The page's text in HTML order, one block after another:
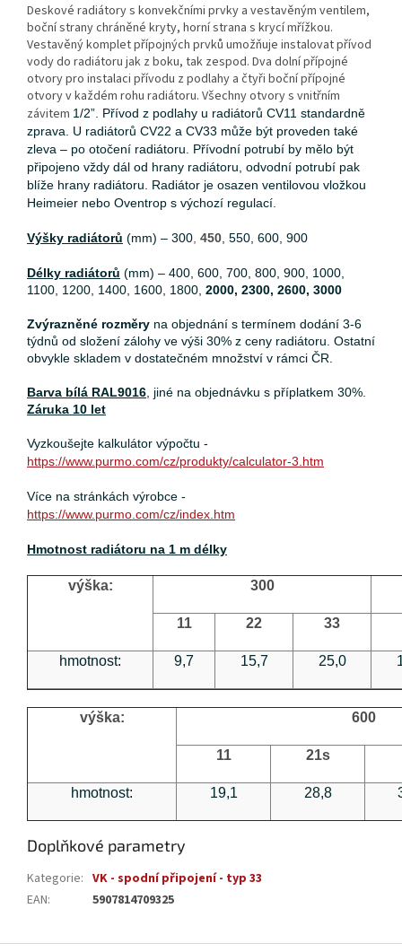
Deskové radiátory s konvekčními prvky a vestavěným ventilem,
boční strany chráněné kryty, horní strana s krycí mřížkou.
Vestavěný komplet přípojných prvků umožňuje instalovat přívod
vody do radiátoru jak z boku, tak zespod. Dva dolní přípojné
otvory pro instalaci přívodu z podlahy a čtyři boční přípojné
otvory v každém rohu radiátoru. Všechny otvory s vnitřním
závitem 1/2”. Přívod z podlahy u radiátorů CV11 standardně
zprava. U radiátorů CV22 a CV33 může být proveden také
zleva – po otočení radiátoru. Přívodní potrubí by mělo být
připojeno vždy dál od hrany radiátoru, odvodní potrubí pak
blíže hrany radiátoru. Radiátor je osazen ventilovou vložkou
Heimeier nebo Oventrop s výchozí regulací.
Výšky radiátorů (mm) – 300 450 , 550, 600, 900
Délky radiátorů (mm) – 400, 600, 700, 800, 900, 1000,
1100, 1200, 1400, 1600, 1800, 2000, 2300, 2600, 3000
Zvýrazněné rozměry na objednání s termínem dodání 3-6
týdnů od složení zálohy ve výši 30% z ceny radiátoru. Ostatní
obvykle skladem v dostatečném množství v rámci ČR.
Barva bílá RAL9016 , jiné na objednávku s příplatkem 30%.
Záruka 10 let
Vyzkoušejte kalkulátor výpočtu -
https://www.purmo.com/cz/produkty/calculator-3.htm
Více na stránkách výrobce -
https://www.purmo.com/cz/index.htm
Hmotnost radiátoru na 1 m délky
výška: 300
11 22 33
hmotnost: 9,7 15,7 25,0
výška: 600
11 21s
hmotnost: 19,1 28,8
Doplňkové parametry
Kategorie: VK - spodní připojení - typ 33
EAN: 5907814709325